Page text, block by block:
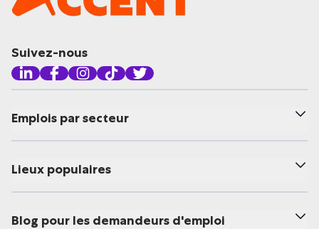
Suivez-nous
Emplois par secteur
Lieux populaires
Blog pour les demandeurs d'emploi